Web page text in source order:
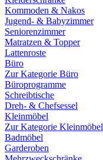
Kommoden & Nakos
Jugend- & Babyzimmer
Seniorenzimmer
Matratzen & Topper
Lattenroste
Büro
Zur Kategorie Büro
Büroprogramme
Schreibtische
Dreh- & Chefsessel
Kleinmöbel
Zur Kategorie Kleinmöbel
Badmöbel
Garderoben